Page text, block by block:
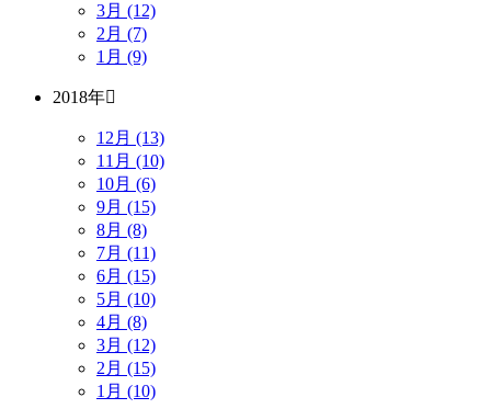
3月 (12)
2月 (7)
1月 (9)
2018年
12月 (13)
11月 (10)
10月 (6)
9月 (15)
8月 (8)
7月 (11)
6月 (15)
5月 (10)
4月 (8)
3月 (12)
2月 (15)
1月 (10)